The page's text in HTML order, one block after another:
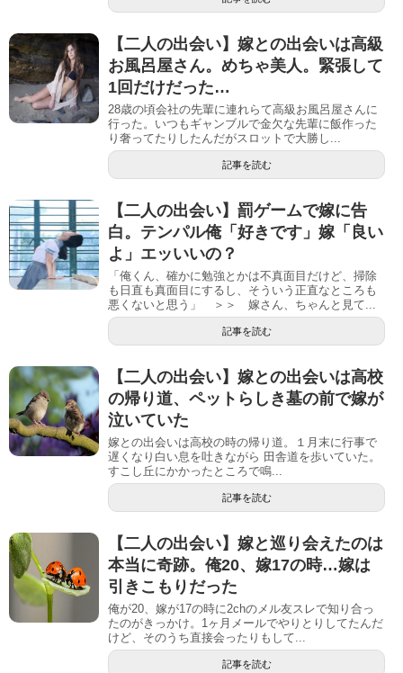
【二人の出会い】嫁との出会いは高級
お風呂屋さん。めちゃ美人。緊張して
1回だけだった…
28歳の頃会社の先輩に連れらて高級お風呂屋さんに
行った。いつもギャンブルで金欠な先輩に飯作った
り奢ってたりしたんだがスロットで大勝し...
記事を読む
【二人の出会い】罰ゲームで嫁に告
白。テンパル俺「好きです」嫁「良い
よ」エッいいの？
「俺くん、確かに勉強とかは不真面目だけど、掃除
も日直も真面目にするし、そういう正直なところも
悪くないと思う」 ＞＞ 嫁さん、ちゃんと見て...
記事を読む
【二人の出会い】嫁との出会いは高校
の帰り道、ペットらしき墓の前で嫁が
泣いていた
嫁との出会いは高校の時の帰り道。１月末に行事で
遅くなり白い息を吐きながら 田舎道を歩いていた。
すこし丘にかかったところで鳴...
記事を読む
【二人の出会い】嫁と巡り会えたのは
本当に奇跡。俺20、嫁17の時…嫁は
引きこもりだった
俺が20、嫁が17の時に2chのメル友スレで知り合っ
たのがきっかけ。1ヶ月メールでやりとりしてたんだ
けど、そのうち直接会ったりもして...
記事を読む